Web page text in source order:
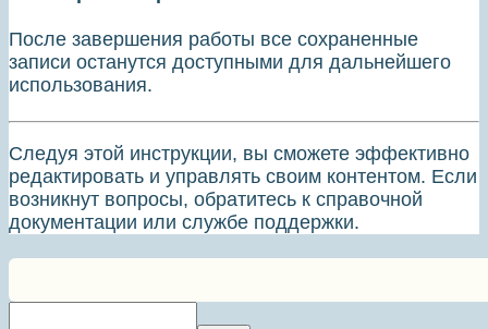
После завершения работы все сохраненные
записи останутся доступными для дальнейшего
использования.
Следуя этой инструкции, вы сможете эффективно
редактировать и управлять своим контентом. Если
возникнут вопросы, обратитесь к справочной
документации или службе поддержки.